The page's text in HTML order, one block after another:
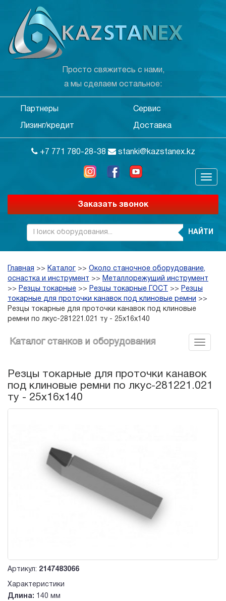
Просто свяжитесь с нами,
а мы сделаем остальное:
Партнеры Сервис
Лизинг/кредит Доставка
+7 771 780-28-38 stanki@kazstanex.kz
Заказать звонок
НАЙТИ
Главная >> Каталог >> Около станочное оборудование,
оснастка и инструмент >> Металлорежущий инструмент
>> Резцы токарные >> Резцы токарные ГОСТ >> Резцы
токарные для проточки канавок под клиновые ремни >>
Резцы токарные для проточки канавок под клиновые
ремни по лкус-281221.021 ту - 25х16х140
Каталог станков и оборудования
Резцы токарные для проточки канавок
под клиновые ремни по лкус-281221.021
ту - 25х16х140
Артикул: 2147483066
Характеристики
Длина: 140 мм